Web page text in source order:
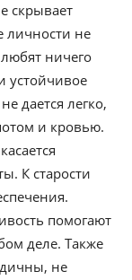
скрывает
личности не
ничего
устойчивое
дается легко,
и кровью.
К старости
помогают
деле. Также
не